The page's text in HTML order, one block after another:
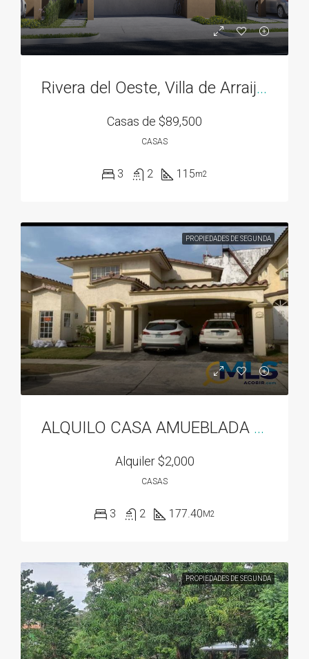
Rivera del Oeste, Villa de Arraiján
Casas de $89,500
CASAS
3 2 115m2
PROPIEDADES DE SEGUNDA
ALQUILO CASA AMUEBLADA EN DORADO SPRING
Alquiler$2,000
CASAS
3 2 177.40M2
PROPIEDADES DE SEGUNDA